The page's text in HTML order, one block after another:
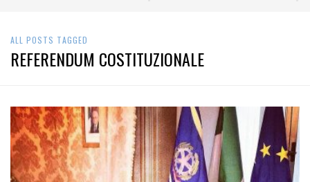
ALL POSTS TAGGED
REFERENDUM COSTITUZIONALE